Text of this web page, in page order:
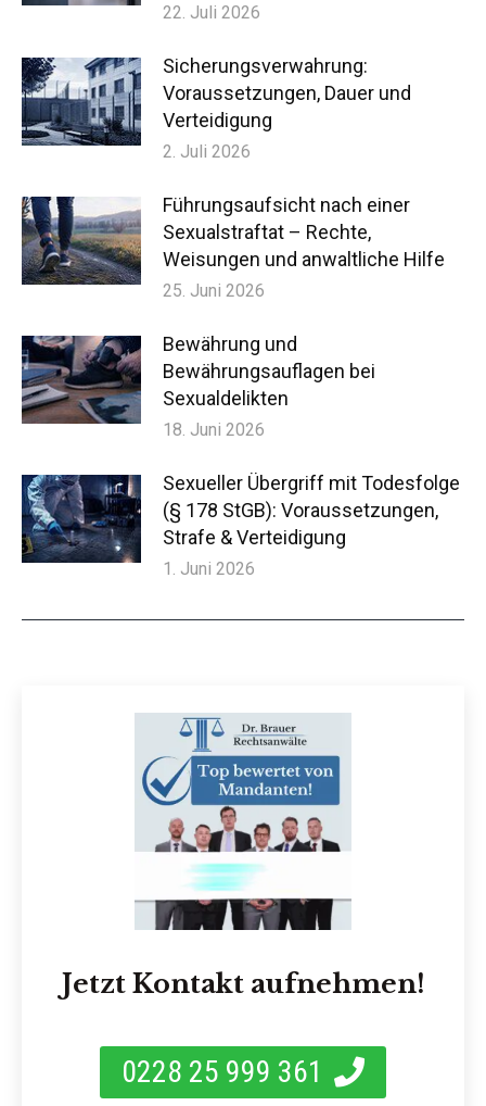
22. Juli 2026
Sicherungsverwahrung:
Voraussetzungen, Dauer und
Verteidigung
2. Juli 2026
Führungsaufsicht nach einer
Sexualstraftat – Rechte,
Weisungen und anwaltliche Hilfe
25. Juni 2026
Bewährung und
Bewährungsauflagen bei
Sexualdelikten
18. Juni 2026
Sexueller Übergriff mit Todesfolge
(§ 178 StGB): Voraussetzungen,
Strafe & Verteidigung
1. Juni 2026
Jetzt Kontakt aufnehmen!
0228 25 999 361